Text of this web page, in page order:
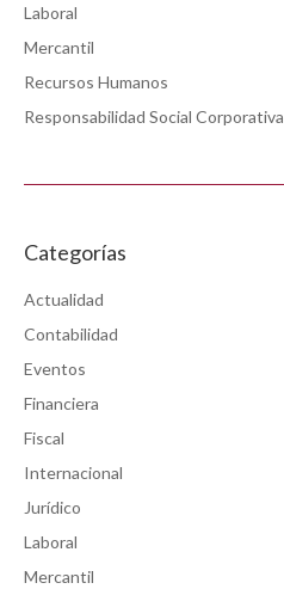
Laboral
Mercantil
Recursos Humanos
Responsabilidad Social Corporativa
Categorías
Actualidad
Contabilidad
Eventos
Financiera
Fiscal
Internacional
Jurídico
Laboral
Mercantil